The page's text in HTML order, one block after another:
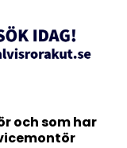
och som har